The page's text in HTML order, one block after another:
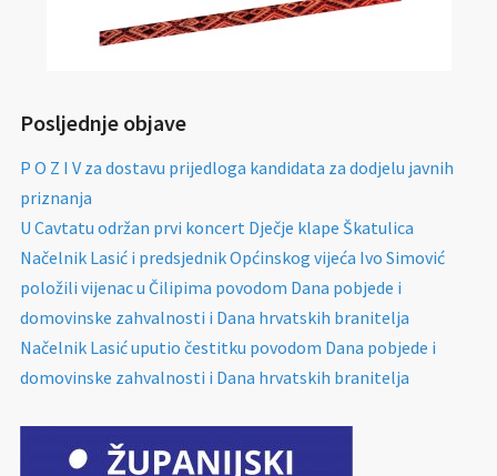
Posljednje objave
P O Z I V za dostavu prijedloga kandidata za dodjelu javnih
priznanja
U Cavtatu održan prvi koncert Dječje klape Škatulica
Načelnik Lasić i predsjednik Općinskog vijeća Ivo Simović
položili vijenac u Čilipima povodom Dana pobjede i
domovinske zahvalnosti i Dana hrvatskih branitelja
Načelnik Lasić uputio čestitku povodom Dana pobjede i
domovinske zahvalnosti i Dana hrvatskih branitelja